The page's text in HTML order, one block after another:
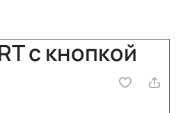
с кнопкой